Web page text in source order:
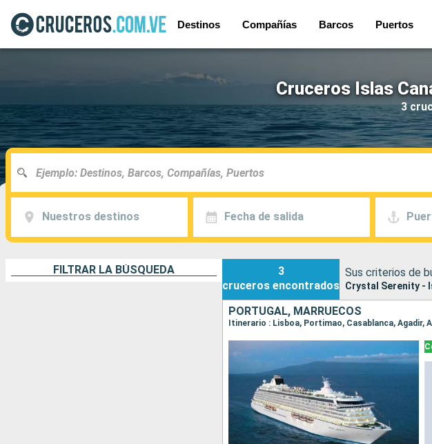
Destinos Compañías Barcos Puertos
Cruceros Islas
3
Nuestros destinos Fecha de salida
FILTRAR LA BÚSQUEDA
3
cruceros encontrados
Sus criterios de
Crystal Serenity -
PORTUGAL, MARRUECOS
Itinerario : Lisboa, Portimao, Casablanca, Agadir,